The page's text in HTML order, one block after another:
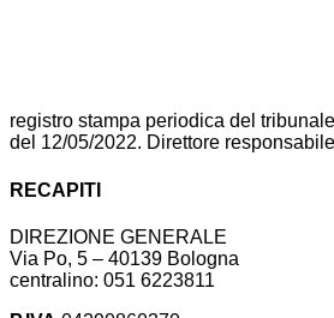
registro stampa periodica del
del 12/05/2022. Direttore
RECAPITI
DIREZIONE GENERALE
Via Po, 5 – 40139 Bologna
centralino: 051 6223811